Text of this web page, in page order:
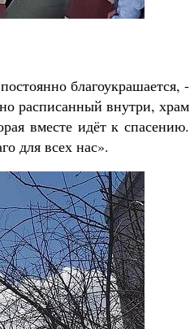
благоукрашается, -
расписанный внутри, храм
вместе идёт к спасению.
для всех нас».